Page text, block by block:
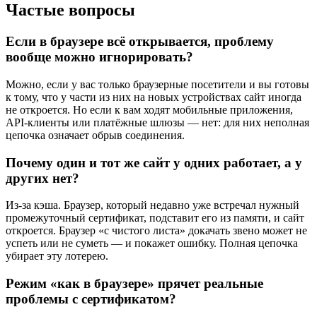
Частые вопросы
Если в браузере всё открывается, проблему
вообще можно игнорировать?
Можно, если у вас только браузерные посетители и вы готовы
к тому, что у части из них на новых устройствах сайт иногда
не откроется. Но если к вам ходят мобильные приложения,
API-клиенты или платёжные шлюзы — нет: для них неполная
цепочка означает обрыв соединения.
Почему один и тот же сайт у одних работает, а у
других нет?
Из-за кэша. Браузер, который недавно уже встречал нужный
промежуточный сертификат, подставит его из памяти, и сайт
откроется. Браузер «с чистого листа» докачать звено может не
успеть или не суметь — и покажет ошибку. Полная цепочка
убирает эту лотерею.
Режим «как в браузере» прячет реальные
проблемы с сертификатом?